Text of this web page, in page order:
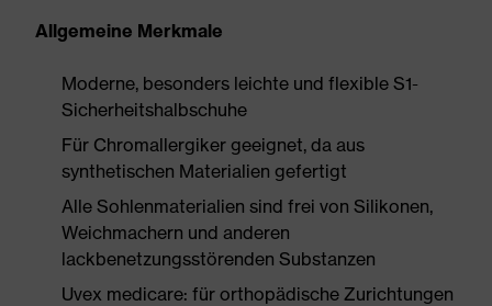
Allgemeine Merkmale
Moderne, besonders leichte und flexible S1-
Sicherheitshalbschuhe
Für Chromallergiker geeignet, da aus
synthetischen Materialien gefertigt
Alle Sohlenmaterialien sind frei von Silikonen,
Weichmachern und anderen
lackbenetzungsstörenden Substanzen
Uvex medicare: für orthopädische Zurichtungen